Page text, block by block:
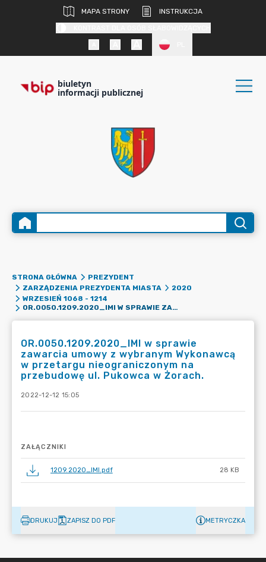
MAPA STRONY
INSTRUKCJA
biuletyn
informacji publicznej
STRONA GŁÓWNA
PREZYDENT
ZARZĄDZENIA PREZYDENTA MIASTA
2020
WRZESIEŃ 1068 - 1214
OR.0050.1209.2020_IMI W SPRAWIE ZAWARCIA UMOWY Z WYBRANYM WYKONAWCĄ W PRZETARGU NIEOGRANICZONYM NA PRZEBUDOWĘ UL. PUKOWCA W ŻORACH.
OR.0050.1209.2020_IMI w sprawie
zawarcia umowy z wybranym Wykonawcą
w przetargu nieograniczonym na
przebudowę ul. Pukowca w Żorach.
2022-12-12 15:05
ZAŁĄCZNIKI
1209.2020_IMI.pdf 28 KB
DRUKUJ ZAPISZ DO PDF METRYCZKA